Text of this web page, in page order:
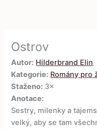
Ostrov
Autor: Hilderbrand Elin
Kategorie: Romány pro
Staženo: 3×
Anotace:
Sestry, milenky a
velký, aby se tam